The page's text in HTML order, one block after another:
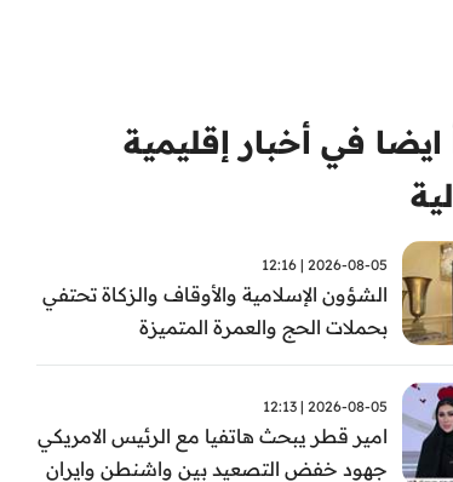
ايضا في أخبار إقليمية
2026-08-05 | 12:16
الشؤون الإسلامية والأوقاف والزكاة تحتفي
بحملات الحج والعمرة المتميزة
2026-08-05 | 12:13
امير قطر يبحث هاتفيا مع الرئيس الامريكي
جهود خفض التصعيد بين واشنطن وايران